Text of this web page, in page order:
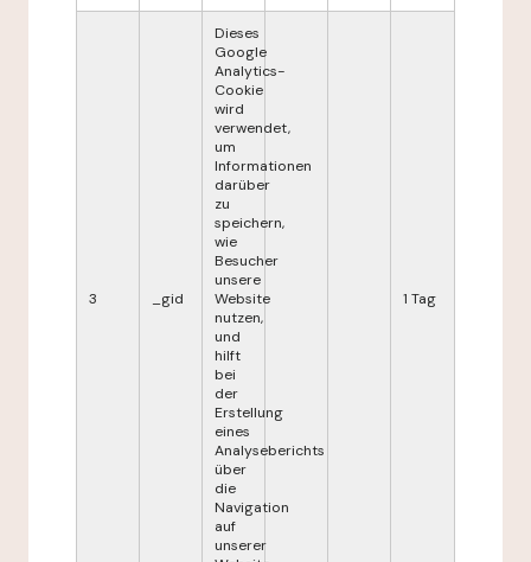
3 _gid
Dieses
Google
Analytics-
Cookie
wird
verwendet,
um
Informationen
darüber
zu
speichern,
wie
Besucher
unsere
Website
nutzen,
und
hilft
bei
der
Erstellung
eines
Analyseberichts
über
die
Navigation
auf
unserer
1 Tag